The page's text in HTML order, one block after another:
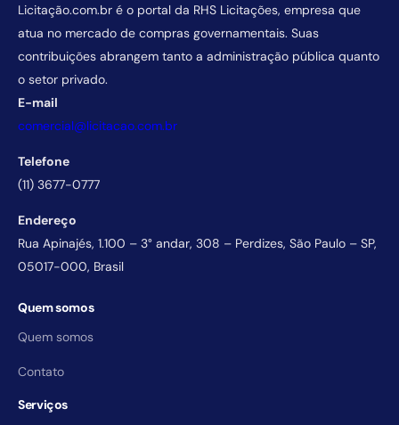
Licitação.com.br é o portal da RHS Licitações, empresa que
atua no mercado de compras governamentais. Suas
contribuições abrangem tanto a administração pública quanto
o setor privado.
E-mail
comercial@licitacao.com.br
Telefone
(11) 3677-0777
Endereço
Rua Apinajés, 1.100 – 3° andar, 308 – Perdizes, São Paulo – SP,
05017-000, Brasil
Quem somos
Quem somos
Contato
Serviços